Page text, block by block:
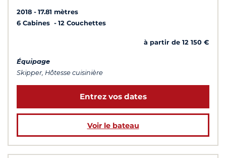
2018
17.81 mètres
6 Cabines
12 Couchettes
à partir de 12 150 €
Équipage
Skipper, Hôtesse cuisinière
Entrez vos dates
Voir le bateau